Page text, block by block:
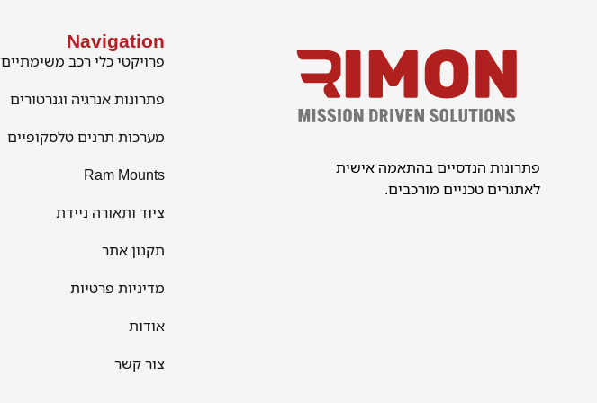
Navigation
פרויקטי כלי רכב משימתיים
פתרונות אנרגיה וגנרטורים
מערכות תרנים טלסקופיים
Ram Mounts
ציוד ותאורה ניידת
תקנון אתר
מדיניות פרטיות
אודות
צור קשר
פתרונות הנדסיים בהתאמה אישית
לאתגרים טכניים מורכבים.